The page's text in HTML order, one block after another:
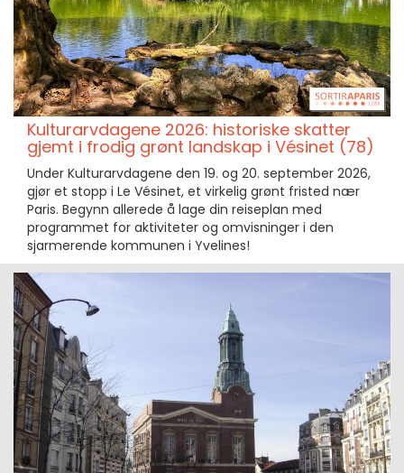
Kulturarvdagene 2026: historiske skatter
gjemt i frodig grønt landskap i Vésinet (78)
Under Kulturarvdagene den 19. og 20. september 2026,
gjør et stopp i Le Vésinet, et virkelig grønt fristed nær
Paris. Begynn allerede å lage din reiseplan med
programmet for aktiviteter og omvisninger i den
sjarmerende kommunen i Yvelines!